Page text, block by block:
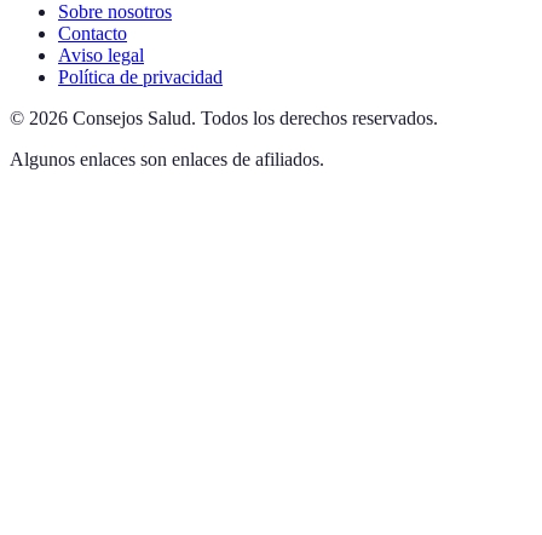
Sobre nosotros
Contacto
Aviso legal
Política de privacidad
© 2026 Consejos Salud. Todos los derechos reservados.
Algunos enlaces son enlaces de afiliados.